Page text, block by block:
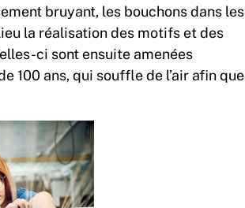
bruyant, les bouchons dans les
la réalisation des motifs et des
ci sont ensuite amenées
100 ans, qui souffle de l’air afin que